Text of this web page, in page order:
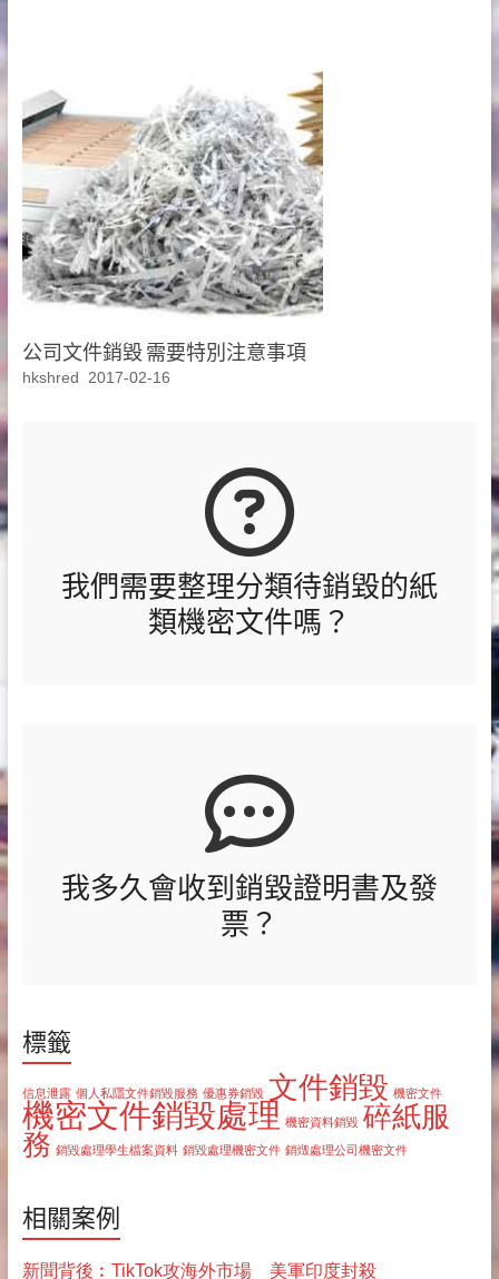
公司文件銷毀 需要特別注意事項
hkshred 2017-02-16
我們需要整理分類待銷毀的紙
類機密文件嗎？
我多久會收到銷毀證明書及發
票？
標籤
信息泄露 個人私隱文件銷毀服務 優惠券銷毀 文件銷毀 機密文件
機密文件銷毀處理 機密資料銷毀 碎紙服
務 銷毀處理學生檔案資料 銷毀處理機密文件 銷燬處理公司機密文件
相關案例
新聞背後︰TikTok攻海外市場 美軍印度封殺